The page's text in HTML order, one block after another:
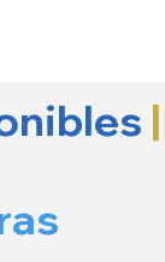
|